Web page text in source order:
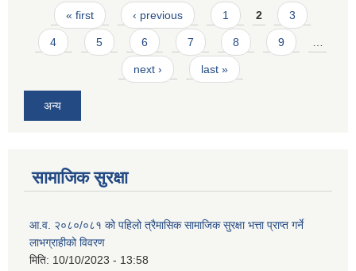
Pages
« first ‹ previous 1 2 3
4 5 6 7 8 9
next › last »
अन्य
सामाजिक सुरक्षा
आ.व. २०८०/०८१ को पहिलो त्रैमासिक सामाजिक सुरक्षा भत्ता प्राप्त गर्ने
लाभग्राहीको विवरण
मिति: 10/10/2023 - 13:58